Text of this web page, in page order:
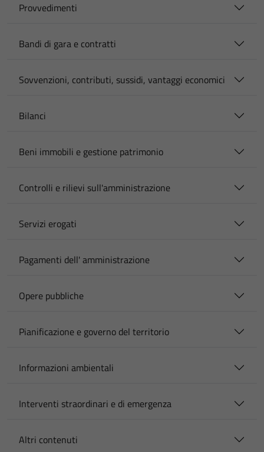
Provvedimenti
Bandi di gara e contratti
Sovvenzioni, contributi, sussidi, vantaggi economici
Bilanci
Beni immobili e gestione patrimonio
Controlli e rilievi sull'amministrazione
Servizi erogati
Pagamenti dell' amministrazione
Opere pubbliche
Pianificazione e governo del territorio
Informazioni ambientali
Interventi straordinari e di emergenza
Altri contenuti